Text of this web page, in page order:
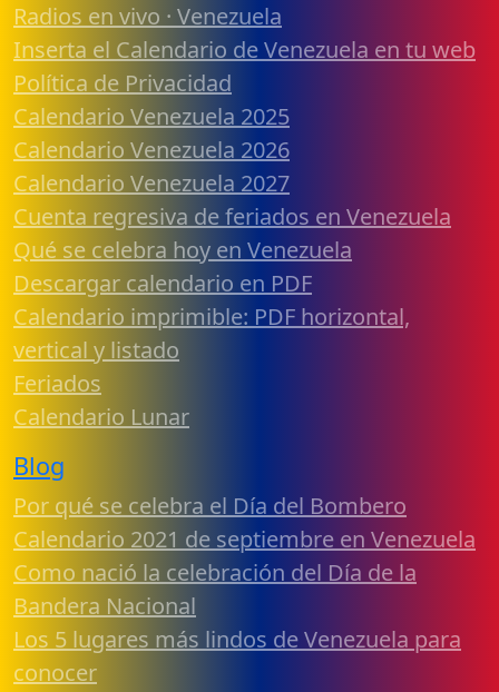
Radios en vivo · Venezuela
Inserta el Calendario de Venezuela en tu web
Política de Privacidad
Calendario Venezuela 2025
Calendario Venezuela 2026
Calendario Venezuela 2027
Cuenta regresiva de feriados en Venezuela
Qué se celebra hoy en Venezuela
Descargar calendario en PDF
Calendario imprimible: PDF horizontal,
vertical y listado
Feriados
Calendario Lunar
Blog
Por qué se celebra el Día del Bombero
Calendario 2021 de septiembre en Venezuela
Como nació la celebración del Día de la
Bandera Nacional
Los 5 lugares más lindos de Venezuela para
conocer